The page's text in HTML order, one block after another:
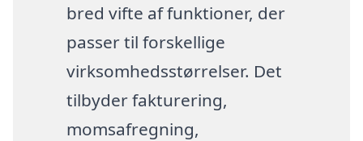
bred vifte af funktioner, der
passer til forskellige
virksomhedsstørrelser. Det
tilbyder fakturering,
momsafregning,